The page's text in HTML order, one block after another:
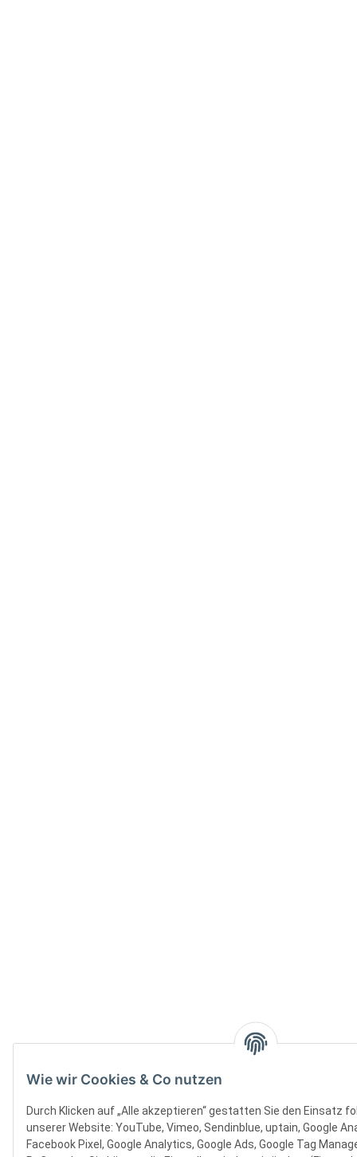
Wie wir Cookies & Co nutzen
Durch Klicken auf „Alle akzeptieren“ gestatten Sie den Einsatz
unserer Website: YouTube, Vimeo, Sendinblue, uptain, Google
Facebook Pixel, Google Analytics, Google Ads, Google Tag